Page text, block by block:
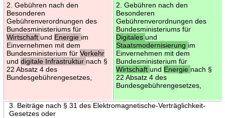
2. Gebühren nach den
Besonderen
Gebührenverordnungen des
Bundesministeriums für
Wirtschaft und Energie im
Einvernehmen mit dem
Bundesministerium für Verkehr
und digitale Infrastruktur nach §
22 Absatz 4 des
Bundesgebührengesetzes,
2. Gebühren nach den
Besonderen
Gebührenverordnungen des
Bundesministeriums für
Digitales und
Staatsmodernisierung im
Einvernehmen mit dem
Bundesministerium für
Wirtschaft und Energie nach §
22 Absatz 4 des
Bundesgebührengesetzes,
3. Beiträge nach § 31 des Elektromagnetische-Verträglichkeit-
Gesetzes oder